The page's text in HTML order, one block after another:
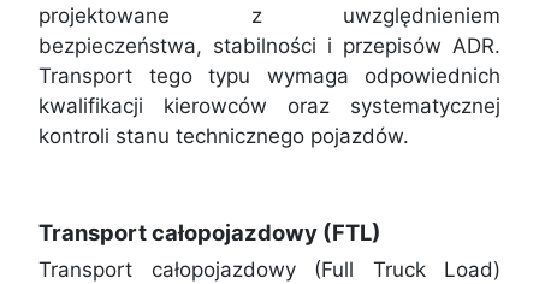
projektowane z uwzględnieniem
bezpieczeństwa, stabilności i przepisów ADR.
Transport tego typu wymaga odpowiednich
kwalifikacji kierowców oraz systematycznej
kontroli stanu technicznego pojazdów.
Transport całopojazdowy (FTL)
Transport całopojazdowy (Full Truck Load)